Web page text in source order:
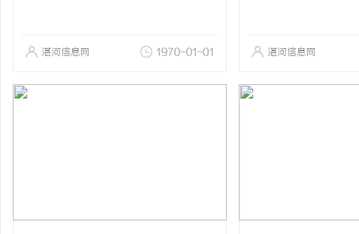
湛河信息网 1970-01-01 湛河信息网